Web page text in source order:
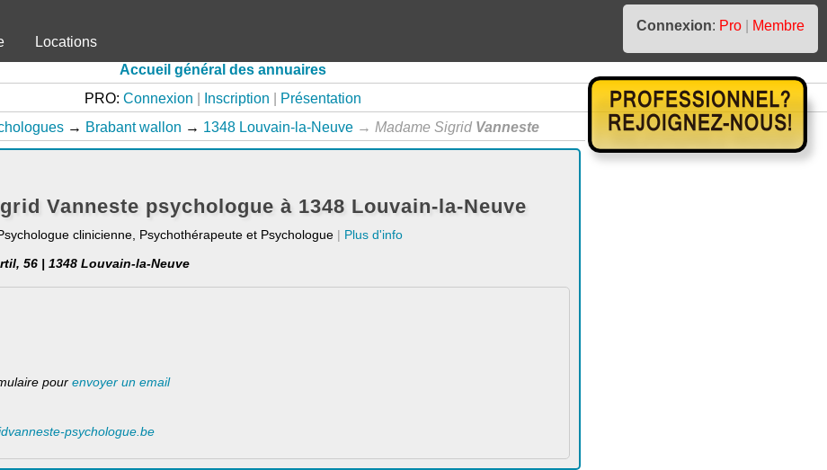
Connexion: Pro
Membre
Locations
Accueil général des annuaires
PRO: Connexion Inscription
Présentation
→ Brabant wallon → 1348 Louvain-la-Neuve → Madame Sigrid Vanneste
Vanneste psychologue à 1348 Louvain-la-Neuve
clinicienne, Psychothérapeute et Psychologue | Plus d'info
56 | 1348 Louvain-la-Neuve
pourenvoyer un email
psychologue.be